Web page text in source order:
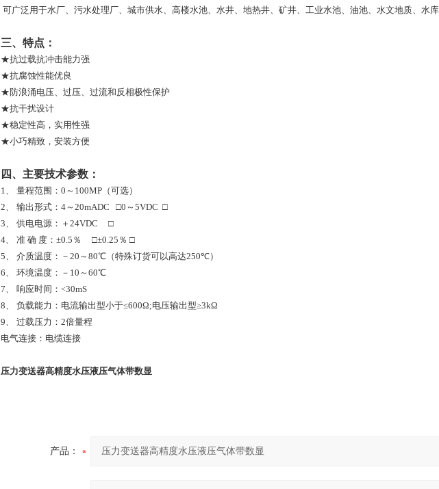
可广泛用于水厂、污水处理厂、城市供水、高楼水池、水井、地热井、矿井、工业水池、油池、水文地质、水库
三、特点：
★抗过载抗冲击能力强
★抗腐蚀性能优良
★防浪涌电压、过压、过流和反相极性保护
★抗干扰设计
★稳定性高，实用性强
★小巧精致，安装方便
四、主要技术参数：
1、 量程范围：0～100MP（可选）
2、 输出形式：4～20mADC □0～5VDC □
3、 供电电源：＋24VDC □
4、 准 确 度：±0.5％ □±0.25％ □
5、 介质温度：－20～80℃（特殊订货可以高达250℃）
6、 环境温度：－10～60℃
7、 响应时间： <30mS
8、 负载能力： 电流输出型小于≤600Ω;电压输出型≥3kΩ
9、 过载压力：2倍量程
电气连接：电缆连接
压力变送器高精度水压液压气体带数显
产品：